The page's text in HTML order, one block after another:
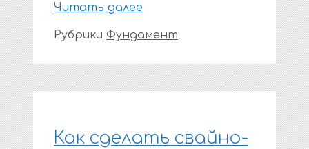
Читать далее
Рубрики Фундамент
Как сделать свайно-